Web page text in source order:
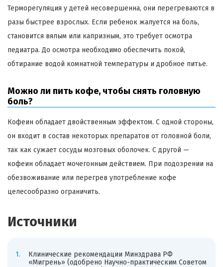
Терморегуляция у детей несовершенна, они перегреваются в
разы быстрее взрослых. Если ребенок жалуется на боль,
становится вялым или капризным, это требует осмотра
педиатра. До осмотра необходимо обеспечить покой,
обтирание водой комнатной температуры и дробное питье.
Можно ли пить кофе, чтобы снять головную
боль?
Кофеин обладает двойственным эффектом. С одной стороны,
он входит в состав некоторых препаратов от головной боли,
так как сужает сосуды мозговых оболочек. С другой —
кофеин обладает мочегонным действием. При подозрении на
обезвоживание или перегрев употребление кофе
целесообразно ограничить.
Источники
Клинические рекомендации Минздрава РФ
«Мигрень» (одобрено Научно-практическим Советом